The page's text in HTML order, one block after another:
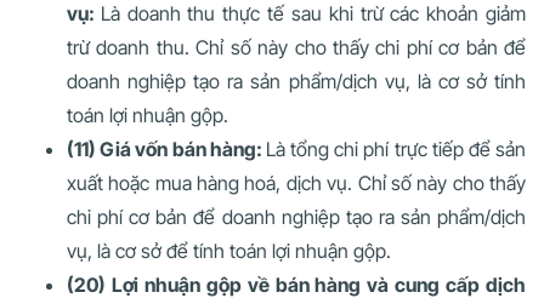
vụ: Là doanh thu thực tế sau khi trừ các khoản giảm
trừ doanh thu. Chỉ số này cho thấy chi phí cơ bản để
doanh nghiệp tạo ra sản phẩm/dịch vụ, là cơ sở tính
toán lợi nhuận gộp.
(11) Giá vốn bán hàng: Là tổng chi phí trực tiếp để sản
xuất hoặc mua hàng hoá, dịch vụ. Chỉ số này cho thấy
chi phí cơ bản để doanh nghiệp tạo ra sản phẩm/dịch
vụ, là cơ sở để tính toán lợi nhuận gộp.
(20) Lợi nhuận gộp về bán hàng và cung cấp dịch